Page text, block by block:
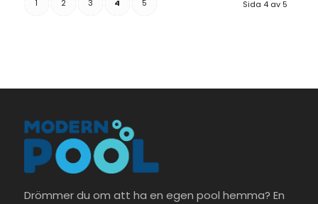
Sida 4 av 5
1 2 3 4 5
Drömmer du om att ha en egen pool hemma? En